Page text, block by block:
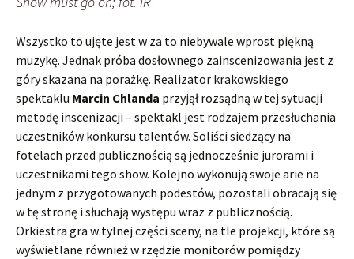
Wszystko to ujęte jest w za to niebywale wprost piękną
muzykę. Jednak próba dosłownego zainscenizowania jest z
góry skazana na porażkę. Realizator krakowskiego
spektaklu Marcin Chlanda przyjął rozsądną w tej sytuacji
metodę inscenizacji – spektakl jest rodzajem przesłuchania
uczestników konkursu talentów. Soliści siedzący na
fotelach przed publicznością są jednocześnie jurorami i
uczestnikami tego show. Kolejno wykonują swoje arie na
jednym z przygotowanych podestów, pozostali obracają się
w tę stronę i słuchają występu wraz z publicznością.
Orkiestra gra w tylnej części sceny, na tle projekcji, które są
wyświetlane również w rzędzie monitorów pomiędzy